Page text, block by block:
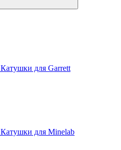
Катушки для Garrett
Катушки для Minelab